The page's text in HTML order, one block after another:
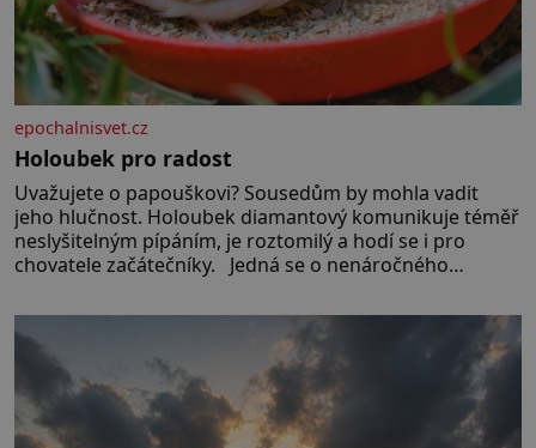
epochalnisvet.cz
Holoubek pro radost
Uvažujete o papouškovi? Sousedům by mohla vadit
jeho hlučnost. Holoubek diamantový komunikuje téměř
neslyšitelným pípáním, je roztomilý a hodí se i pro
chovatele začátečníky. Jedná se o nenáročného
času tráví na zemi, kde sbírá zbytky semínek Jeho
domovinou je prakticky celá Austrálie s výjimkou
pobřežní oblasti.